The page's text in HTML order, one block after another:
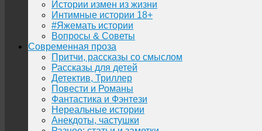
Истории измен из жизни
Интимные истории 18+
#Яжемать истории
Вопросы & Советы
Современная проза
Притчи, рассказы со смыслом
Рассказы для детей
Детектив, Триллер
Повести и Романы
Фантастика и Фэнтези
Нереальные истории
Анекдоты, частушки